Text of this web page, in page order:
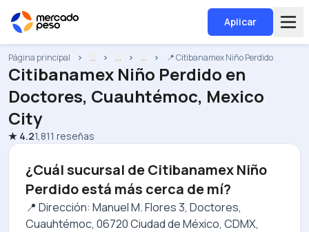
Aplicar
Página principal ... ... ... 📍 Citibanamex Niño Perdido
Citibanamex Niño Perdido en
Doctores, Cuauhtémoc, Mexico
City
★ 4.21,811 reseñas
¿Cuál sucursal de Citibanamex Niño
Perdido está más cerca de mí?
📍 Dirección: Manuel M. Flores 3, Doctores,
Cuauhtémoc, 06720 Ciudad de México, CDMX,